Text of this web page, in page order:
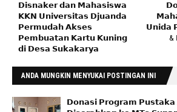
𝗨𝗻𝗶𝗱𝗮
&
𝗗𝗶𝘀𝗻𝗮𝗸𝗲𝗿 𝗱𝗮𝗻 𝗠𝗮𝗵𝗮𝘀𝗶𝘀𝘄𝗮
𝗞𝗞𝗡 𝗨𝗻𝗶𝘃𝗲𝗿𝘀𝗶𝘁𝗮𝘀 𝗗𝗷𝘂𝗮𝗻𝗱𝗮
𝗣𝗲𝗿𝗺𝘂𝗱𝗮𝗵 𝗔𝗸𝘀𝗲𝘀
𝗣𝗲𝗺𝗯𝘂𝗮𝘁𝗮𝗻 𝗞𝗮𝗿𝘁𝘂 𝗞𝘂𝗻𝗶𝗻𝗴
𝗱𝗶 𝗗𝗲𝘀𝗮 𝗦𝘂𝗸𝗮𝗸𝗮𝗿𝘆𝗮
ANDA MUNGKIN MENYUKAI POSTINGAN INI
𝗗𝗼𝗻𝗮𝘀𝗶 𝗣𝗿𝗼𝗴𝗿𝗮𝗺